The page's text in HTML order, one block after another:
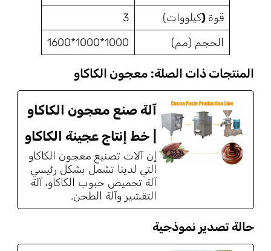
قوة (كيلووات)
3
الحجم (مم)
1000*1000*1600
المنتجات ذات الصلة: معجون الكاكاو
آلة صنع معجون الكاكاو
| خط إنتاج عجينة الكاكاو
إن آلات تصنيع معجون الكاكاو
التي لدينا تشمل بشكل رئيسي
آلة تحميص حبوب الكاكاو، آلة
التقشير وآلة الطحن.
حالة تصدير نموذجية